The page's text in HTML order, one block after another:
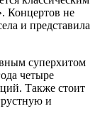
Концертов не
и представила
суперхитом
четыре
Также стоит
и